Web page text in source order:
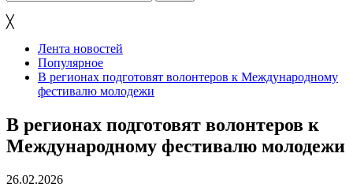
╳
Лента новостей
Популярное
В регионах подготовят волонтеров к Международному
фестивалю молодежи
В регионах подготовят волонтеров к
Международному фестивалю молодежи
26.02.2026